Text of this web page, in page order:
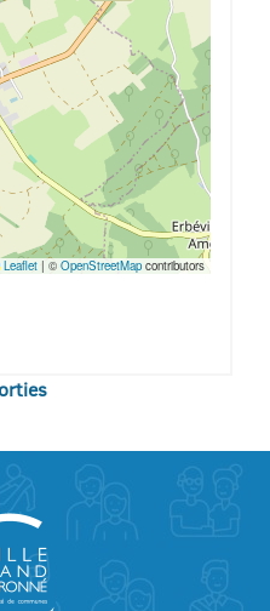
Leaflet | ©OpenStreetMap contributors